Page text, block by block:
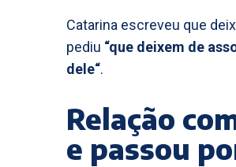
Catarina escreveu que
pediu “que deixem de
dele“.
Relação
e passou